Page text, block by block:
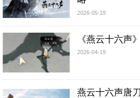
2026-05-19
《燕云十六声
2026-04-19
燕云十六声唐